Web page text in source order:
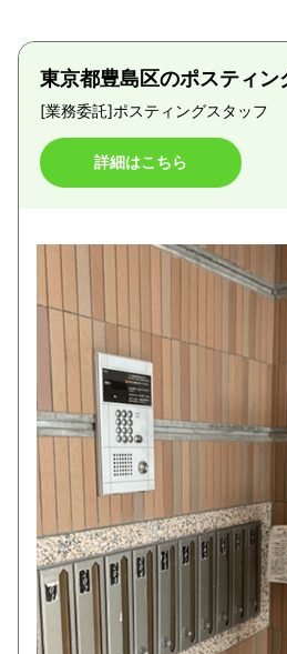
東京都豊島区のポスティン
[業務委託]ポスティングスタッフ
詳細はこちら